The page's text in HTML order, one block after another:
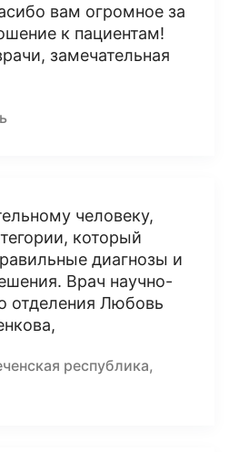
вам огромное за
к пациентам!
замечательная
человеку,
который
диагнозы и
Врач научно-
отделения Любовь
республика,